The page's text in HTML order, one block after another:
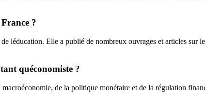
?
léducation. Elle a publié de nombreux ouvrages et articles sur
quéconomiste ?
de la politique monétaire et de la régulation